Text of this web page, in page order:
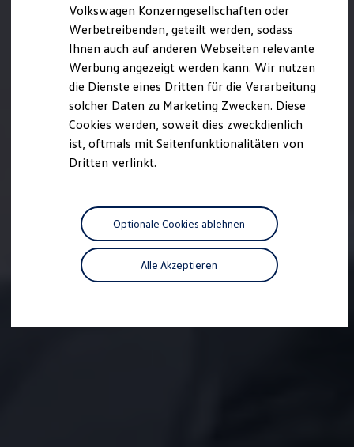
Förderung & Kosten der Elektrofahrzeuge
Fördermöglichkeiten für Privatkunden
Fördermöglichkeiten für Gewerbekunden
Autonomes Fahren
Mehr zum ID. Buzz
Online Beratung
California Club
California Magazin & Ratgeber
Vanlife
California App
California Lifestyle & Zubehör
Übernachten im California
Unternehmen
Karriere
Nachhaltigkeit
Volkswagen Konzerngesellschaften oder
Werbetreibenden, geteilt werden, sodass
Ihnen auch auf anderen Webseiten relevante
Werbung angezeigt werden kann. Wir nutzen
die Dienste eines Dritten für die Verarbeitung
solcher Daten zu Marketing Zwecken. Diese
Cookies werden, soweit dies zweckdienlich
ist, oftmals mit Seitenfunktionalitäten von
Dritten verlinkt.
Alle Akzeptieren
Optionale Cookies ablehnen